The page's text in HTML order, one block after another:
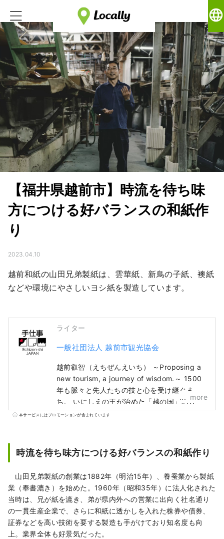
language
【福井県越前市】時流を待ち味
方につける好バランスの和紙作
り
2023.04.10
越前和紙の山田兄弟製紙は、雲華紙、新鳥の子紙、襖紙
などや環境にやさしいヨシ紙を製造しています。
ライター
一般社団法人 越前市観光協会
越前叡智（えちぜんえいち） ～Proposing a
new tourism, a journey of wisdom.～ 1500
年も脈々と先人たちの技と心を受け継ぐま
ち。 いにしえの王が治めた「越の国」の入
口、越前。 かつて日本海の向こうから最先端
地。 土地の自然と共生する伝統的な産業やこ
こでくらす人々の中に、人類が次の1000年へ
す。 いまこの地で、国境や時空を越えて交流
することで生まれる未来があります。 光を見
つける新しい探究の旅。 ようこそ、越前へ。
more
本サービスにはプロモーションが含まれています
時流を待ち味方につける好バランスの和紙作り
山田兄弟製紙の創業は1882年（明治15年）、養蚕業から製紙
業（奉書漉き）を始めた。1960年（昭和35年）に法人化された
当時は、兄が紙を漉き、弟が県内外への営業に出向く社名通り
の一貫生産企業で、さらに和紙に透かしを入れた株券や債券、
証券などを高い技術を要する製造も手がけており知名度も向
上。業界全体も好景気だった。